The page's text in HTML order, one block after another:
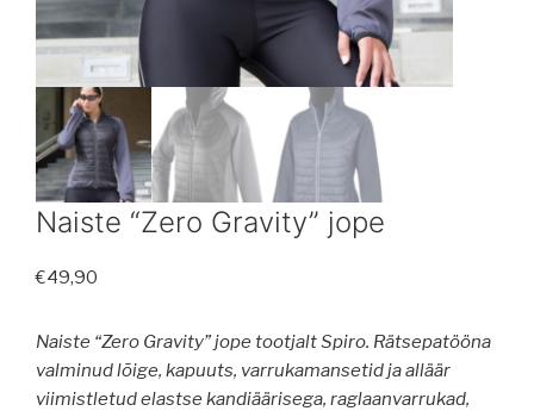
Naiste “Zero Gravity” jope
€49,90
Naiste “Zero Gravity” jope tootjalt Spiro. Rätsepatööna
valminud lõige, kapuuts, varrukamansetid ja alläär
viimistletud elastse kandiäärisega, raglaanvarrukad,